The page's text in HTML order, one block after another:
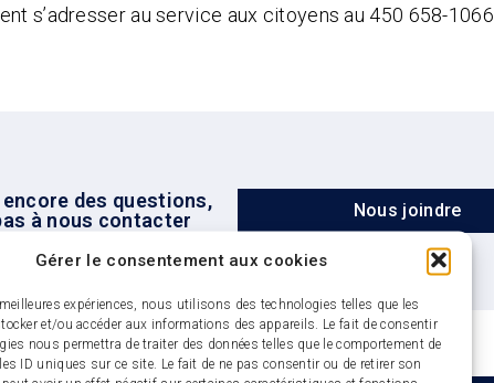
Gérer le consentement aux cookies
expériences, nous utilisons des technologies telles que les
et/ou accéder aux informations des appareils. Le fait de consentir
nous permettra de traiter des données telles que le comportement de
ID uniques sur ce site. Le fait de ne pas consentir ou de retirer son
s’adresser au service aux citoyens au 450 658-1066.
encore des questions,
à nous contacter
Nous joindre